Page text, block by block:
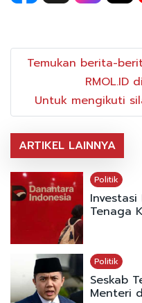
Temukan berita-
RMOL.ID di
Untuk mengikuti
ARTIKEL LAINNYA
Politik
Tenaga
Politik
Seskab
Menteri